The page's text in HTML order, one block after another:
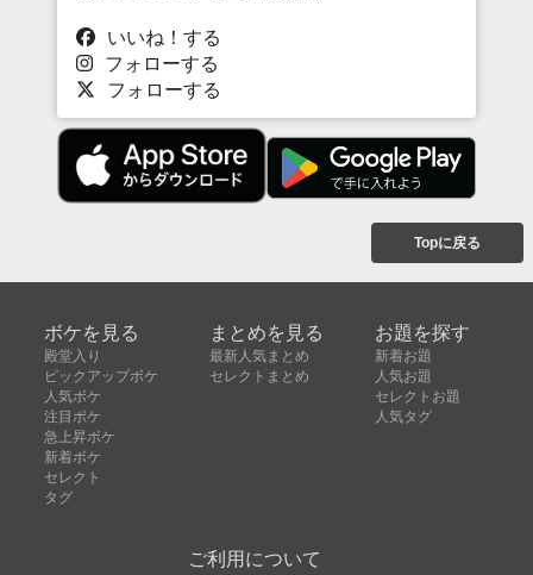
いいね！する
フォローする
フォローする
Topに戻る
ボケを見る
殿堂入り
ピックアップボケ
人気ボケ
注目ボケ
急上昇ボケ
新着ボケ
セレクト
タグ
まとめを見る
最新人気まとめ
セレクトまとめ
お題を探す
新着お題
人気お題
セレクトお題
人気タグ
ご利用について